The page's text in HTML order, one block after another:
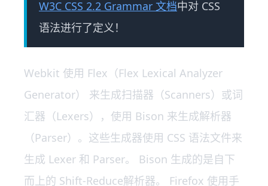
W3C CSS 2.2 Grammar 文档中对 CSS
语法进行了定义！
Webkit 使用 Flex（Flex Lexical Analyzer
Generator） 来生成扫描器（Scanners）或词
汇器（Lexers），使用 Bison 来生成解析器
（Parser）。这些生成器使用 CSS 语法文件来
生成 Lexer 和 Parser。 Bison 生成的是自下
而上的 Shift-Reduce解析器。 Firefox 使用手